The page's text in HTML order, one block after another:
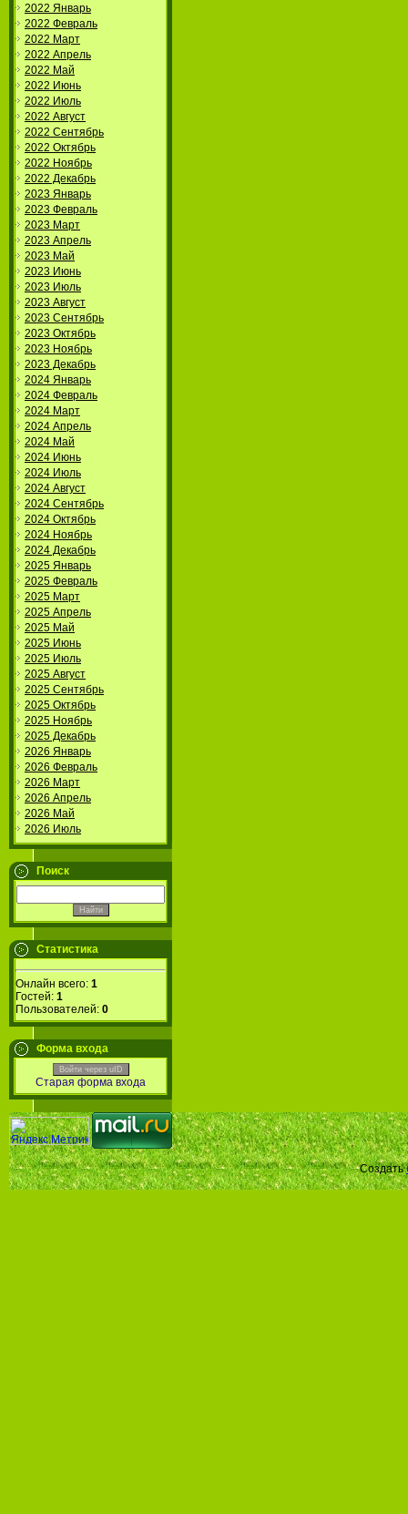
2022 Январь
2022 Февраль
2022 Март
2022 Апрель
2022 Май
2022 Июнь
2022 Июль
2022 Август
2022 Сентябрь
2022 Октябрь
2022 Ноябрь
2022 Декабрь
2023 Январь
2023 Февраль
2023 Март
2023 Апрель
2023 Май
2023 Июнь
2023 Июль
2023 Август
2023 Сентябрь
2023 Октябрь
2023 Ноябрь
2023 Декабрь
2024 Январь
2024 Февраль
2024 Март
2024 Апрель
2024 Май
2024 Июнь
2024 Июль
2024 Август
2024 Сентябрь
2024 Октябрь
2024 Ноябрь
2024 Декабрь
2025 Январь
2025 Февраль
2025 Март
2025 Апрель
2025 Май
2025 Июнь
2025 Июль
2025 Август
2025 Сентябрь
2025 Октябрь
2025 Ноябрь
2025 Декабрь
2026 Январь
2026 Февраль
2026 Март
2026 Апрель
2026 Май
2026 Июль
Поиск
Статистика
Онлайн всего: 1
Гостей: 1
Пользователей: 0
Форма входа
Войти через uID
Старая форма входа
Создать